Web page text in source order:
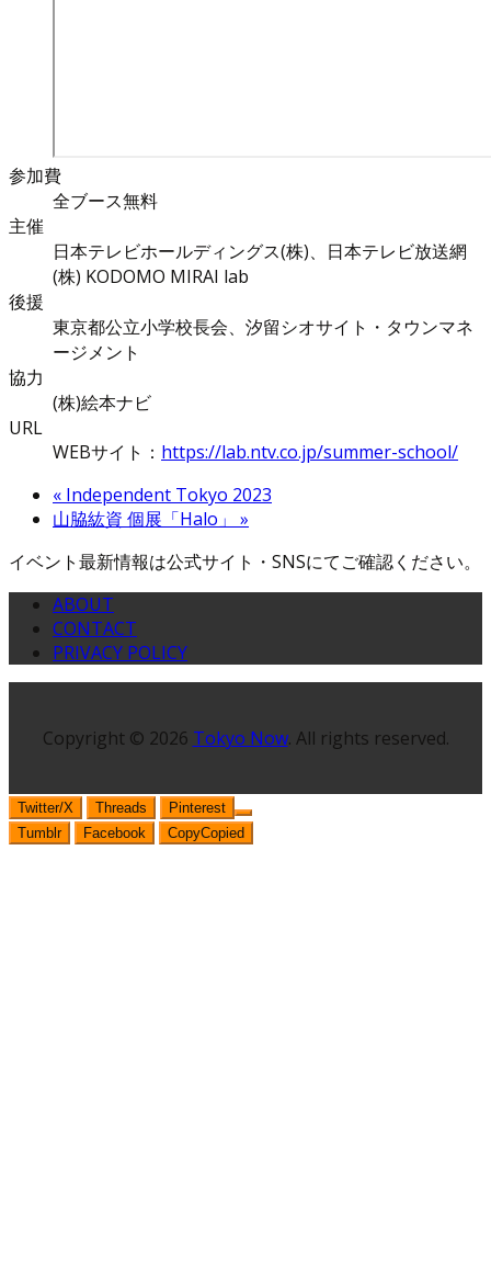
参加費
全ブース無料
主催
日本テレビホールディングス(株)、日本テレビ放送網
(株) KODOMO MIRAI lab
後援
東京都公立小学校長会、汐留シオサイト・タウンマネ
ージメント
協力
(株)絵本ナビ
URL
WEBサイト： https://lab.ntv.co.jp/summer-school/
« Independent Tokyo 2023
山脇紘資 個展「Halo」 »
イベント最新情報は公式サイト・SNSにてご確認ください。
ABOUT
CONTACT
PRIVACY POLICY
Copyright © 2026 Tokyo Now. All rights reserved.
Twitter/X Threads
Pinterest
Tumblr
Facebook CopyCopied